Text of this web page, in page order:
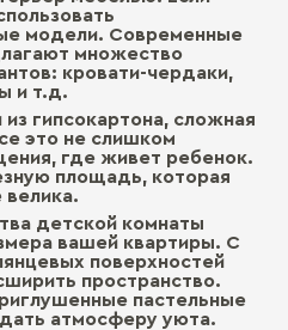
модели. Современные
множество
кровати-чердаки,
и т.д.
гипсокартона, сложная
это не слишком
где живет ребенок.
площадь, которая
велика.
детской комнаты
вашей квартиры. С
поверхностей
пространство.
пастельные
атмосферу уюта.